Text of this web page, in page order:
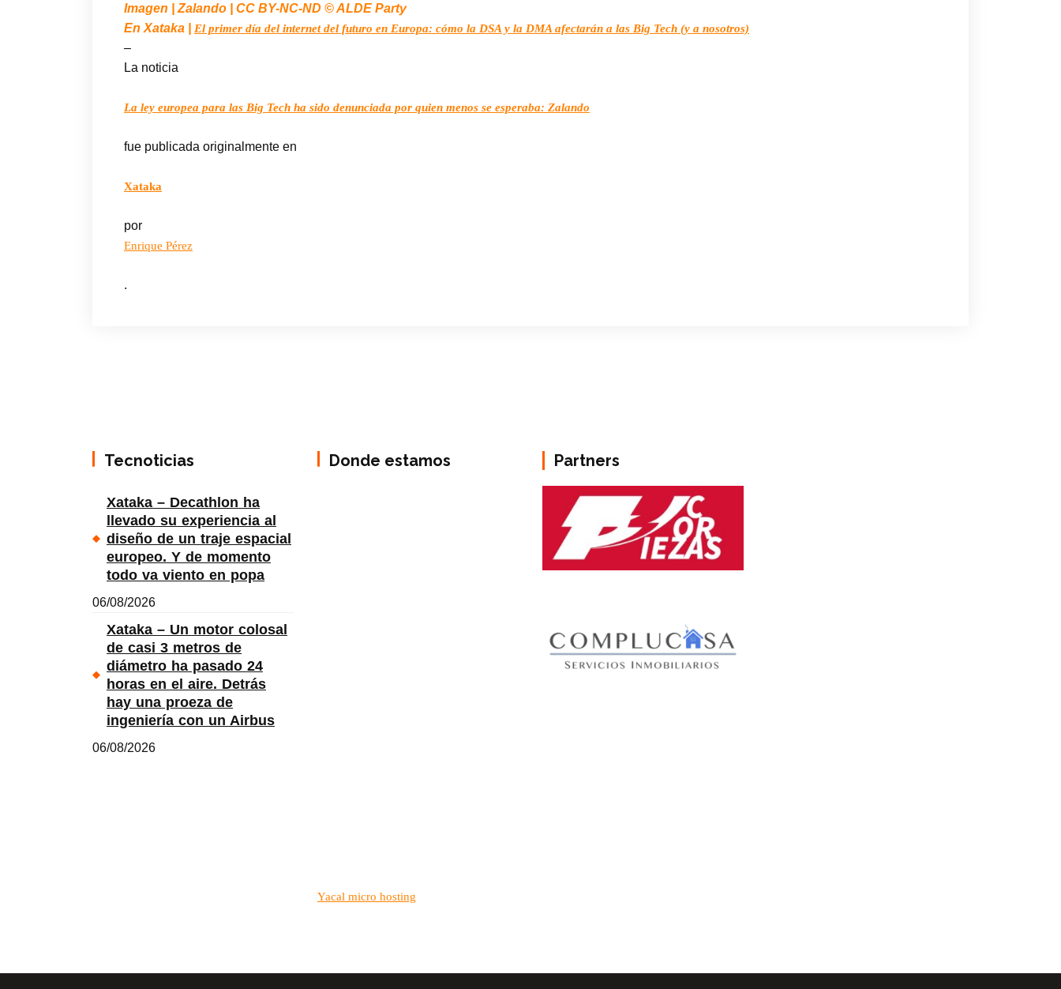
Imagen | Zalando | CC BY-NC-ND © ALDE Party
En Xataka | El primer día del internet del futuro en Europa: cómo la DSA y la DMA afectarán a las Big Tech (y a nosotros)
–
La noticia
La ley europea para las Big Tech ha sido denunciada por quien menos se esperaba: Zalando
fue publicada originalmente en
Xataka
por
Enrique Pérez
.
Tecnoticias
Xataka – Decathlon ha
llevado su experiencia al
diseño de un traje espacial
europeo. Y de momento
todo va viento en popa
06/08/2026
Xataka – Un motor colosal
de casi 3 metros de
diámetro ha pasado 24
horas en el aire. Detrás
hay una proeza de
ingeniería con un Airbus
06/08/2026
Donde estamos
Yacal micro hosting
Partners